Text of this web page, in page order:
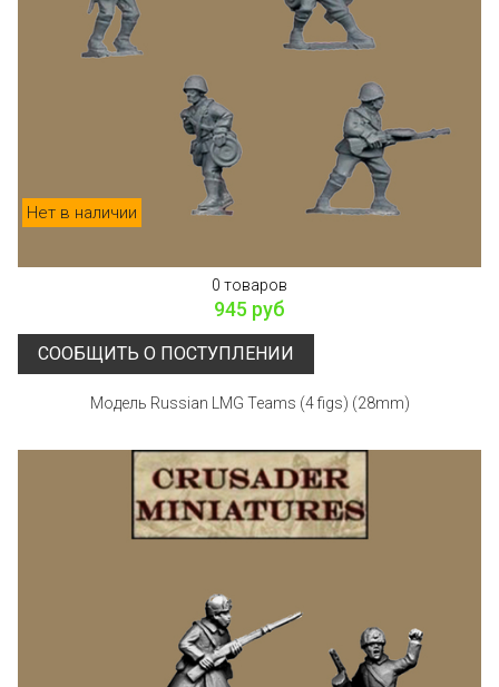
Нет в наличии
0 товаров
945 руб
СООБЩИТЬ О ПОСТУПЛЕНИИ
Модель Russian LMG Teams (4 figs) (28mm)